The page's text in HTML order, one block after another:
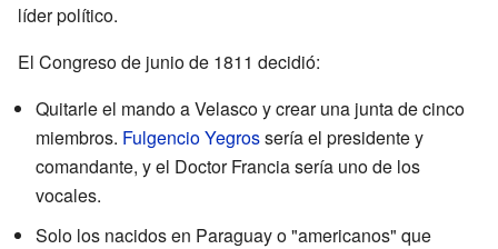
líder político.
El Congreso de junio de 1811 decidió:
Quitarle el mando a Velasco y crear una junta de cinco
miembros. Fulgencio Yegrossería el presidente y
comandante, y el Doctor Francia sería uno de los
vocales.
Solo los nacidos en Paraguay o "americanos" que